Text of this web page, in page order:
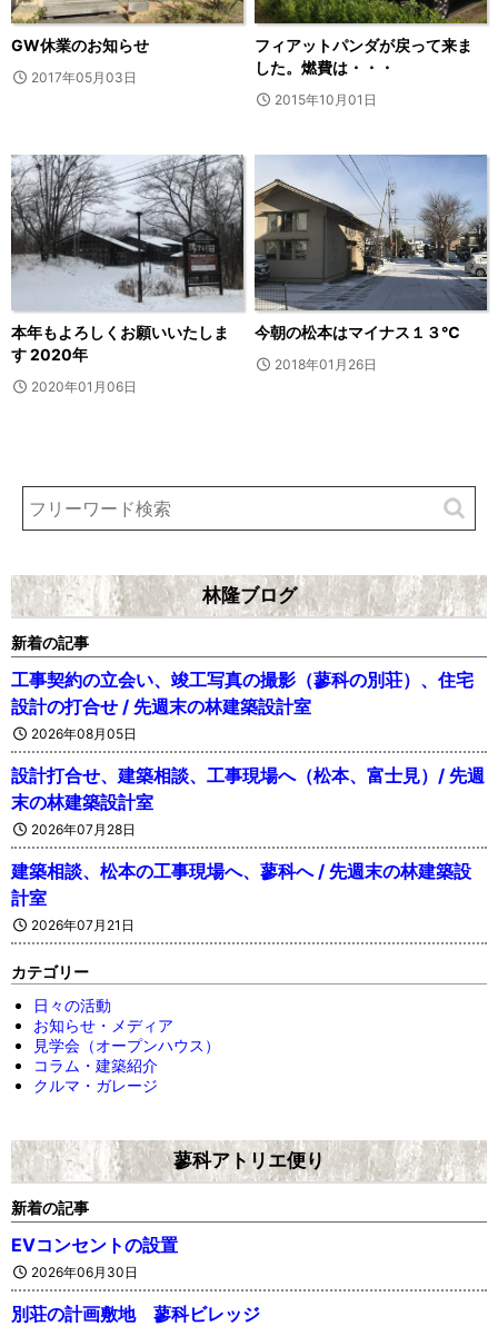
GW休業のお知らせ
2017年05月03日
フィアットパンダが戻って来ま
した。燃費は・・・
2015年10月01日
本年もよろしくお願いいたしま
す 2020年
2020年01月06日
今朝の松本はマイナス１３℃
2018年01月26日
林隆ブログ
新着の記事
工事契約の立会い、竣工写真の撮影（蓼科の別荘）、住宅
設計の打合せ / 先週末の林建築設計室
2026年08月05日
設計打合せ、建築相談、工事現場へ（松本、富士見）/ 先週
末の林建築設計室
2026年07月28日
建築相談、松本の工事現場へ、蓼科へ / 先週末の林建築設
計室
2026年07月21日
カテゴリー
日々の活動
お知らせ・メディア
見学会（オープンハウス）
コラム・建築紹介
クルマ・ガレージ
蓼科アトリエ便り
新着の記事
EVコンセントの設置
2026年06月30日
別荘の計画敷地 蓼科ビレッジ